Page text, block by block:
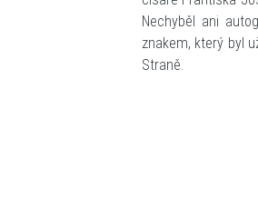
Nechyběl ani
znakem, který byl
Straně.